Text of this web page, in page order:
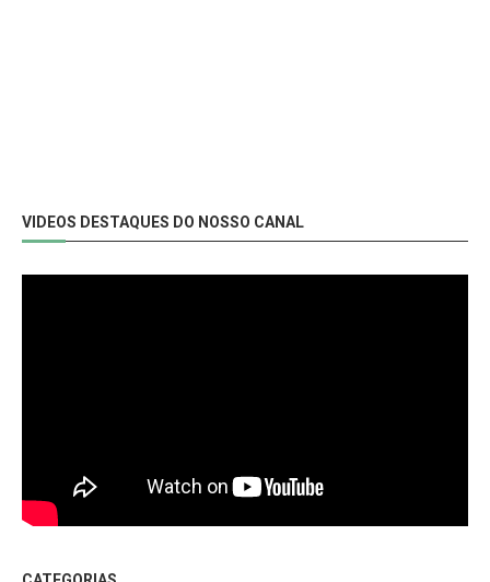
VIDEOS DESTAQUES DO NOSSO CANAL